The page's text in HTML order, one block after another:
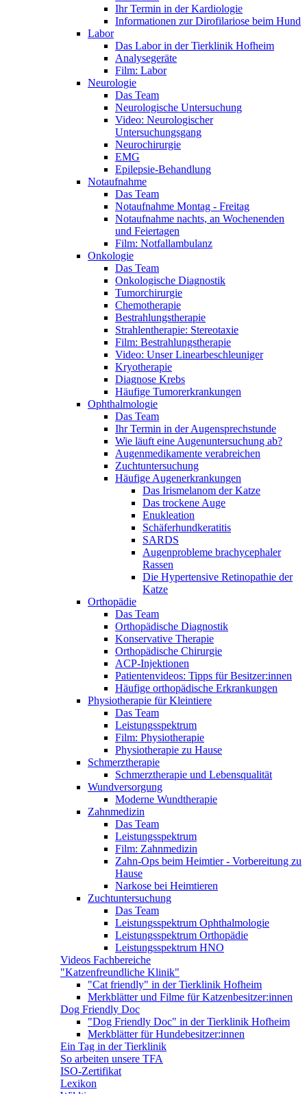
Ihr Termin in der Kardiologie
Informationen zur Dirofilariose beim Hund
Labor
Das Labor in der Tierklinik Hofheim
Analysegeräte
Film: Labor
Neurologie
Das Team
Neurologische Untersuchung
Video: Neurologischer
Untersuchungsgang
Neurochirurgie
EMG
Epilepsie-Behandlung
Notaufnahme
Das Team
Notaufnahme Montag - Freitag
Notaufnahme nachts, an Wochenenden
und Feiertagen
Film: Notfallambulanz
Onkologie
Das Team
Onkologische Diagnostik
Tumorchirurgie
Chemotherapie
Bestrahlungstherapie
Strahlentherapie: Stereotaxie
Film: Bestrahlungstherapie
Video: Unser Linearbeschleuniger
Kryotherapie
Diagnose Krebs
Häufige Tumorerkrankungen
Ophthalmologie
Das Team
Ihr Termin in der Augensprechstunde
Wie läuft eine Augenuntersuchung ab?
Augenmedikamente verabreichen
Zuchtuntersuchung
Häufige Augenerkrankungen
Das Irismelanom der Katze
Das trockene Auge
Enukleation
Schäferhundkeratitis
SARDS
Augenprobleme brachycephaler
Rassen
Die Hypertensive Retinopathie der
Katze
Orthopädie
Das Team
Orthopädische Diagnostik
Konservative Therapie
Orthopädische Chirurgie
ACP-Injektionen
Patientenvideos: Tipps für Besitzer:innen
Häufige orthopädische Erkrankungen
Physiotherapie für Kleintiere
Das Team
Leistungsspektrum
Film: Physiotherapie
Physiotherapie zu Hause
Schmerztherapie
Schmerztherapie und Lebensqualität
Wundversorgung
Moderne Wundtherapie
Zahnmedizin
Das Team
Leistungsspektrum
Film: Zahnmedizin
Zahn-Ops beim Heimtier - Vorbereitung zu
Hause
Narkose bei Heimtieren
Zuchtuntersuchung
Das Team
Leistungsspektrum Ophthalmologie
Leistungsspektrum Orthopädie
Leistungsspektrum HNO
Videos Fachbereiche
"Katzenfreundliche Klinik"
"Cat friendly" in der Tierklinik Hofheim
Merkblätter und Filme für Katzenbesitzer:innen
Dog Friendly Doc
"Dog Friendly Doc" in der Tierklinik Hofheim
Merkblätter für Hundebesitzer:innen
Ein Tag in der Tierklinik
So arbeiten unsere TFA
ISO-Zertifikat
Lexikon